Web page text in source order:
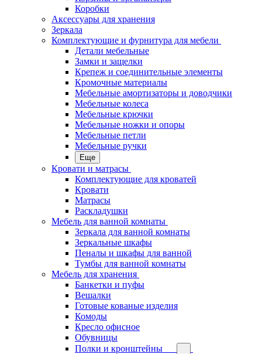
Коробки
Аксессуары для хранения
Зеркала
Комплектующие и фурнитура для мебели
Детали мебельные
Замки и защелки
Крепеж и соединительные элементы
Кромочные материалы
Мебельные амортизаторы и доводчики
Мебельные колеса
Мебельные крючки
Мебельные ножки и опоры
Мебельные петли
Мебельные ручки
Еще
Кровати и матрасы
Комплектующие для кроватей
Кровати
Матрасы
Раскладушки
Мебель для ванной комнаты
Зеркала для ванной комнаты
Зеркальные шкафы
Пеналы и шкафы для ванной
Тумбы для ванной комнаты
Мебель для хранения
Банкетки и пуфы
Вешалки
Готовые кованые изделия
Комоды
Кресло офисное
Обувницы
Полки и кронштейны